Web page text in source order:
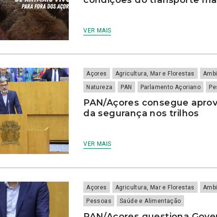
VER MAIS
Açores Agricultura, Mar e Florestas
Natureza
PAN Parlamento Açoriano
PAN/Açores consegue
da segurança nos trilhos
VER MAIS
Açores Agricultura, Mar e Florestas
Pessoas
Saúde e Alimentação